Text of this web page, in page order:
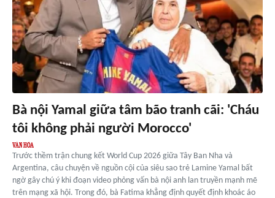
Bà nội Yamal giữa tâm bão tranh cãi: 'Cháu
tôi không phải người Morocco'
Trước thềm trận chung kết World Cup 2026 giữa Tây Ban Nha và
Argentina, câu chuyện về nguồn cội của siêu sao trẻ Lamine Yamal bất
ngờ gây chú ý khi đoạn video phỏng vấn bà nội anh lan truyền mạnh mẽ
trên mạng xã hội. Trong đó, bà Fatima khẳng định quyết định khoác áo